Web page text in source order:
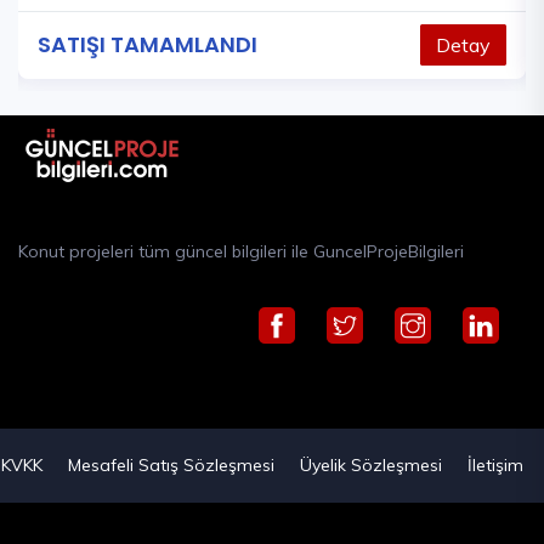
SATIŞI TAMAMLANDI Detay
Konut projeleri tüm güncel bilgileri ile GuncelProjeBilgileri
KVKK Mesafeli Satış Sözleşmesi Üyelik Sözleşmesi İletişim